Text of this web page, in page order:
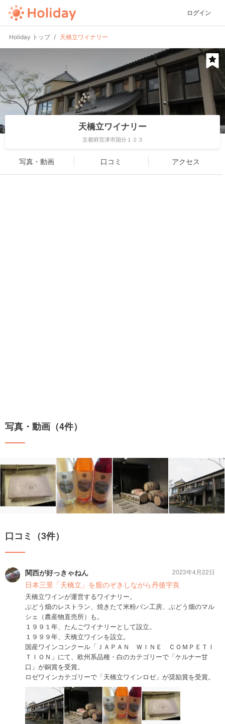
ログイン
Holiday トップ 天橋立ワイナリー
天橋立ワイナリー
京都府宮津市国分１２３
写真・動画 口コミ アクセス
写真・動画（4件）
口コミ（3件）
関西が好っきゃねん
日本三景「天橋立」を股のぞきしながら丹後宇良
天橋立ワインが運営するワイナリー。
ぶどう畑のレストラン、焼きたて米粉パン工房、ぶどう畑のマル
シェ（農産物直売所）も。
１９９１年、たんごワイナリーとして設立。
１９９９年、天橋立ワインを設立。
国産ワインコンクール「ＪＡＰＡＮ ＷＩＮＥ ＣＯＭＰＥＴＩ
ＴＩＯＮ」にて、欧州系品種・白のカテゴリーで「ケルナー甘
口」が銅賞を受賞。
ロゼワインカテゴリーで「天橋立ワインロゼ」が奨励賞を受賞。
2023年4月22日